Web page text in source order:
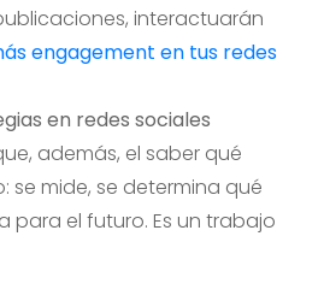
interactuarán
engagement en tus redes
en redes sociales
además, el saber qué
se mide, se determina qué
para el futuro. Es un trabajo